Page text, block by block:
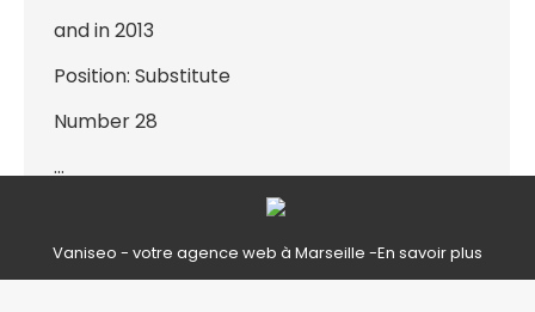
and in 2013
Position: Substitute
Number 28
…
Vaniseo - votre agence web à Marseille -En savoir plus